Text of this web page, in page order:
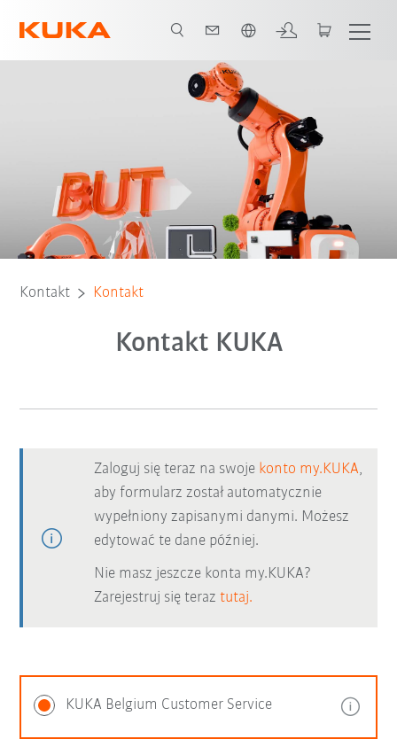
Kontakt Kontakt
Kontakt KUKA
Zaloguj się teraz na swoje konto my.KUKA,
aby formularz został automatycznie
wypełniony zapisanymi danymi. Możesz
edytować te dane później.
Nie masz jeszcze konta my.KUKA?
Zarejestruj się teraztutaj.
KUKA Belgium Customer Service